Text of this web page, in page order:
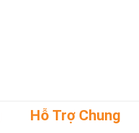
Hỗ Trợ Chung